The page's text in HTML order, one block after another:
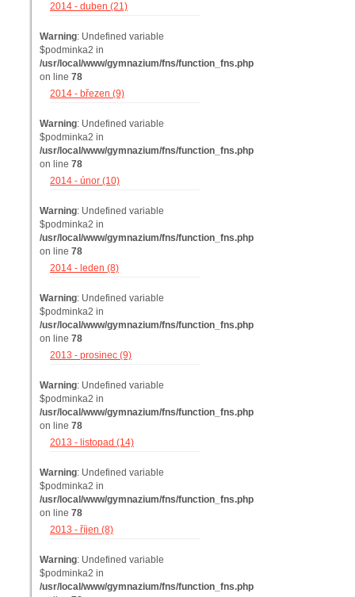
2014 - duben (21)
Warning: Undefined variable
$podminka2 in
/usr/local/www/gymnazium/fns/function_fns.php
on line 78
2014 - březen (9)
Warning: Undefined variable
$podminka2 in
/usr/local/www/gymnazium/fns/function_fns.php
on line 78
2014 - únor (10)
Warning: Undefined variable
$podminka2 in
/usr/local/www/gymnazium/fns/function_fns.php
on line 78
2014 - leden (8)
Warning: Undefined variable
$podminka2 in
/usr/local/www/gymnazium/fns/function_fns.php
on line 78
2013 - prosinec (9)
Warning: Undefined variable
$podminka2 in
/usr/local/www/gymnazium/fns/function_fns.php
on line 78
2013 - listopad (14)
Warning: Undefined variable
$podminka2 in
/usr/local/www/gymnazium/fns/function_fns.php
on line 78
2013 - říjen (8)
Warning: Undefined variable
$podminka2 in
/usr/local/www/gymnazium/fns/function_fns.php